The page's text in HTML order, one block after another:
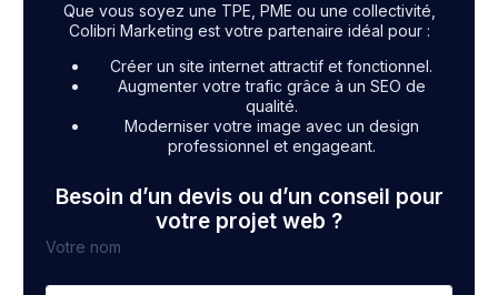
Que vous soyez une TPE, PME ou une collectivité,
Colibri Marketing est votre partenaire idéal pour :
Créer un site internet attractif et fonctionnel.
Augmenter votre trafic grâce à un SEO de
qualité.
Moderniser votre image avec un design
professionnel et engageant.
Besoin d’un devis ou d’un conseil pour
votre projet web ?
Votre nom